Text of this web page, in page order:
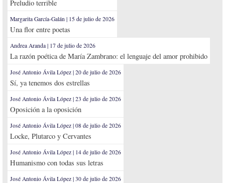
Preludio terrible
Margarita García-Galán | 15 de julio de 2026
Una flor entre poetas
Andrea Aranda | 17 de julio de 2026
La razón poética de María Zambrano: el lenguaje del amor prohibido
José Antonio Ávila López | 20 de julio de 2026
Sí, ya tenemos dos estrellas
José Antonio Ávila López | 23 de julio de 2026
Oposición a la oposición
José Antonio Ávila López | 08 de julio de 2026
Locke, Plutarco y Cervantes
José Antonio Ávila López | 14 de julio de 2026
Humanismo con todas sus letras
José Antonio Ávila López | 30 de julio de 2026